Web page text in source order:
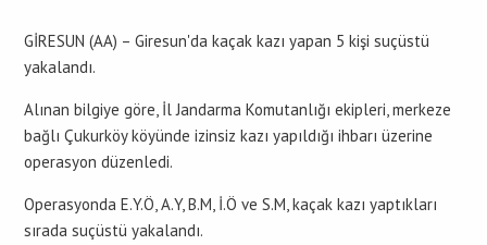
GİRESUN (AA) – Giresun'da kaçak kazı yapan 5 kişi suçüstü
yakalandı.
Alınan bilgiye göre, İl Jandarma Komutanlığı ekipleri, merkeze
bağlı Çukurköy köyünde izinsiz kazı yapıldığı ihbarı üzerine
operasyon düzenledi.
Operasyonda E.Y.Ö, A.Y, B.M, İ.Ö ve S.M, kaçak kazı yaptıkları
sırada suçüstü yakalandı.